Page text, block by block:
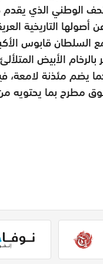
الوطني الذي
التاريخية
السلطان قابوس
الأبيض
يضم مئذنة لامعة،
مطرح بما يحتويه من